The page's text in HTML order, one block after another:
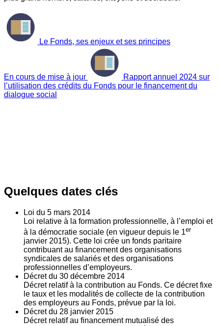
Le Fonds, ses enjeux et ses principes
En cours de mise à jour
Rapport annuel 2024 sur
l’utilisation des crédits du Fonds pour le financement du
dialogue social
Quelques dates clés
Loi du 5 mars 2014
Loi relative à la formation professionnelle, à l’emploi et
à la démocratie sociale (en vigueur depuis le 1er
janvier 2015). Cette loi crée un fonds paritaire
contribuant au financement des organisations
syndicales de salariés et des organisations
professionnelles d’employeurs.
Décret du 30 décembre 2014
Décret relatif à la contribution au Fonds. Ce décret fixe
le taux et les modalités de collecte de la contribution
des employeurs au Fonds, prévue par la loi.
Décret du 28 janvier 2015
Décret relatif au financement mutualisé des